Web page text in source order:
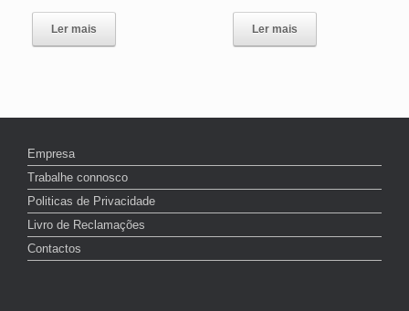
Ler mais Ler mais
Empresa
Trabalhe connosco
Politicas de Privacidade
Livro de Reclamações
Contactos